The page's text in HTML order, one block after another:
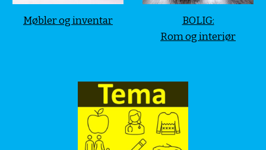
Møbler og inventar
BOLIG:
Rom og interiør